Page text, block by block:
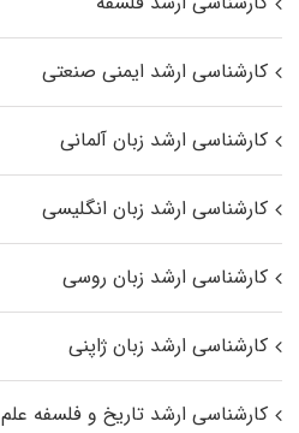
کارشناسی ارشد ایمنی صنعتی
کارشناسی ارشد زبان آلمانی
کارشناسی ارشد زبان انگلیسی
کارشناسی ارشد زبان روسی
کارشناسی ارشد زبان ژاپنی
کارشناسی ارشد تاریخ و فلسفه علم